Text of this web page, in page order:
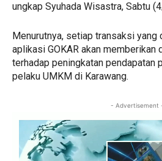
ungkap Syuhada Wisastra, Sabtu
Menurutnya, setiap transaksi yang
aplikasi GOKAR akan memberikan
terhadap peningkatan pendapatan
pelaku UMKM di Karawang.
- Advertisement